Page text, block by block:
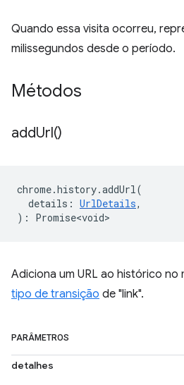
Quando essa visita ocorreu,
milissegundos desde o período.
Métodos
addUrl()
chrome.history.addUrl(
details : UrlDetails,
) : Promise<void>
Adiciona um URL ao histórico no
tipo de transição de "link".
PARÂMETROS
detalhes